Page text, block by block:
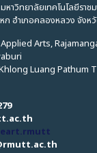
าวิทยาลัยเทคโนโลยีรา
อำเภอคลองหลวง จังห
Arts,
Luang Pathum
rmutt.ac.th